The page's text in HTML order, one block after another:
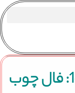
پنجشنبه 6 شهریور 1404: فال چوب